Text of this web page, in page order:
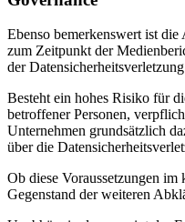
Ebenso bemerkenswert ist
zum Zeitpunkt der
der
Besteht ein hohes Risiko für
betroffener Personen,
Unternehmen grundsätzlich
über die
Ob diese Voraussetzungen
Gegenstand der weiteren